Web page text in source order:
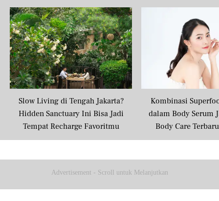
Slow Living di Tengah Jakarta?
Hidden Sanctuary Ini Bisa Jadi
Tempat Recharge Favoritmu
Kombinasi
dalam Body Serum
Body Care
Masyarakat
Advertisement - Scroll untuk Melanjutkan